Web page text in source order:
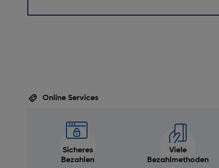
Online Services
Sicheres
Bezahlen
Viele
Bezahlmethoden